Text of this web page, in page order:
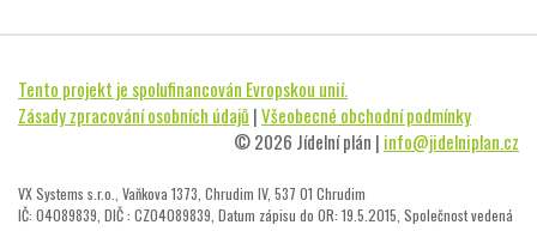
Tento projekt je spolufinancován Evropskou unií.
Zásady zpracování osobních údajů |Všeobecné obchodní podmínky
© 2026 Jídelní plán | info@jidelniplan.cz
VX Systems s.r.o., Vaňkova 1373, Chrudim IV, 537 01 Chrudim
IČ: 04089839, DIČ : CZ04089839, Datum zápisu do OR: 19.5.2015, Společnost vedená